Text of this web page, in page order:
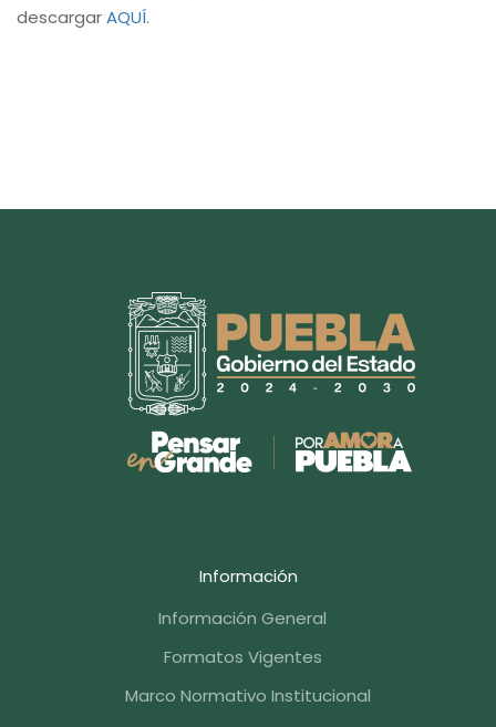
descargarAQUÍ.
Información
Información General
Formatos Vigentes
Marco Normativo Institucional